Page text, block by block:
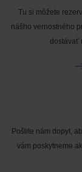
Tu si môžete
nášho vernostného
dostávať
Pošlite nám dopyt,
vám poskytneme